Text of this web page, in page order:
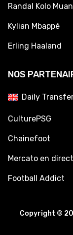
Randal Kolo
Kylian Mbappé
Erling Haaland
NOS
Daily
CulturePSG
Chainefoot
Mercato en direct
Football Addict
Copyright ©